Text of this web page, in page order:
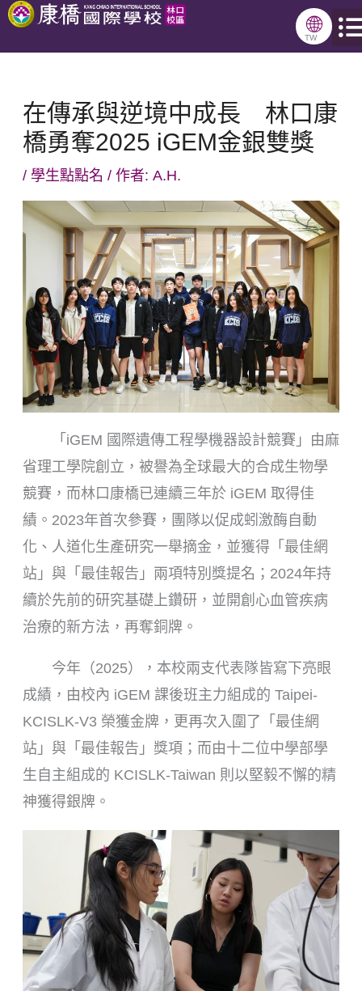
跳
🌐
TW
在傳承與逆境中成長 林口康
橋勇奪2025 iGEM金銀雙獎
/ 學生點點名 / 作者: A.H.
「iGEM 國際遺傳工程學機器設計競賽」由麻
省理工學院創立，被譽為全球最大的合成生物學
競賽，而林口康橋已連續三年於 iGEM 取得佳
績。2023年首次參賽，團隊以促成蚓激酶自動
化、人道化生產研究一舉摘金，並獲得「最佳網
站」與「最佳報告」兩項特別獎提名；2024年持
續於先前的研究基礎上鑽研，並開創心血管疾病
治療的新方法，再奪銅牌。
今年（2025），本校兩支代表隊皆寫下亮眼
成績，由校內 iGEM 課後班主力組成的 Taipei-
KCISLK-V3 榮獲金牌，更再次入圍了「最佳網
站」與「最佳報告」獎項；而由十二位中學部學
生自主組成的 KCISLK-Taiwan 則以堅毅不懈的精
神獲得銀牌。